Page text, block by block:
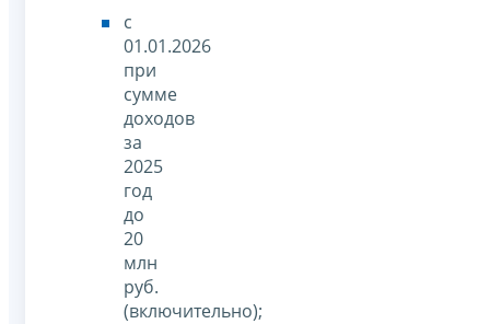
с
01.01.2026
при
сумме
доходов
за
2025
год
до
20
млн
руб.
(включительно);